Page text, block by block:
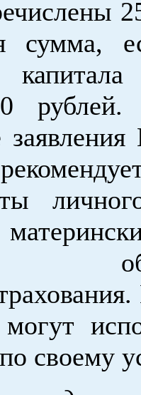
сумма,
капитала
своему